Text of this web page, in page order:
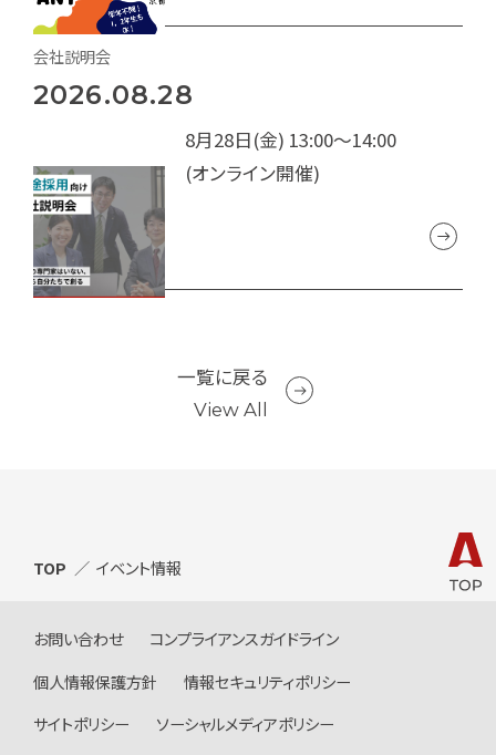
2026.08.28
8月28日(金) 13:00～14:00
(オンライン開催)
会社説明会
一覧に戻る
View All
お問い合わせ
コンプライアンスガイドライン
個人情報保護方針
情報セキュリティポリシー
サイトポリシー
ソーシャルメディアポリシー
TOP イベント情報